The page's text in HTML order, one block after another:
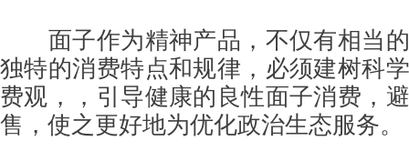
面子作为精神产品，不仅有相当
独特的消费特点和规律，必须建树科
费观，，引导健康的良性面子消费，
售，使之更好地为优化政治生态服务。